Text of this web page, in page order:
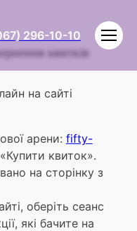
296-10-10
квитків
на сайті
арени: fifty-
квиток».
на сторінку з
оберіть сеанс
які бачите на